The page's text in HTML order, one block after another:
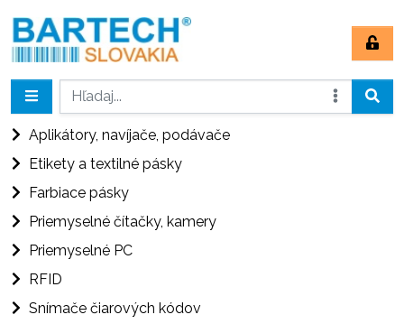
Aplikátory, navíjače, podávače
Etikety a textilné pásky
Farbiace pásky
Priemyselné čítačky, kamery
Priemyselné PC
RFID
Snímače čiarových kódov